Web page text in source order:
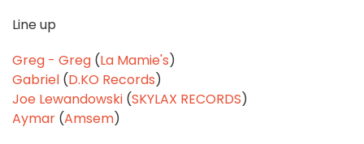
Line up
Greg - Greg (La Mamie's)
Gabriel (D.KO Records)
Joe Lewandowski (SKYLAX RECORDS)
Aymar (Amsem)